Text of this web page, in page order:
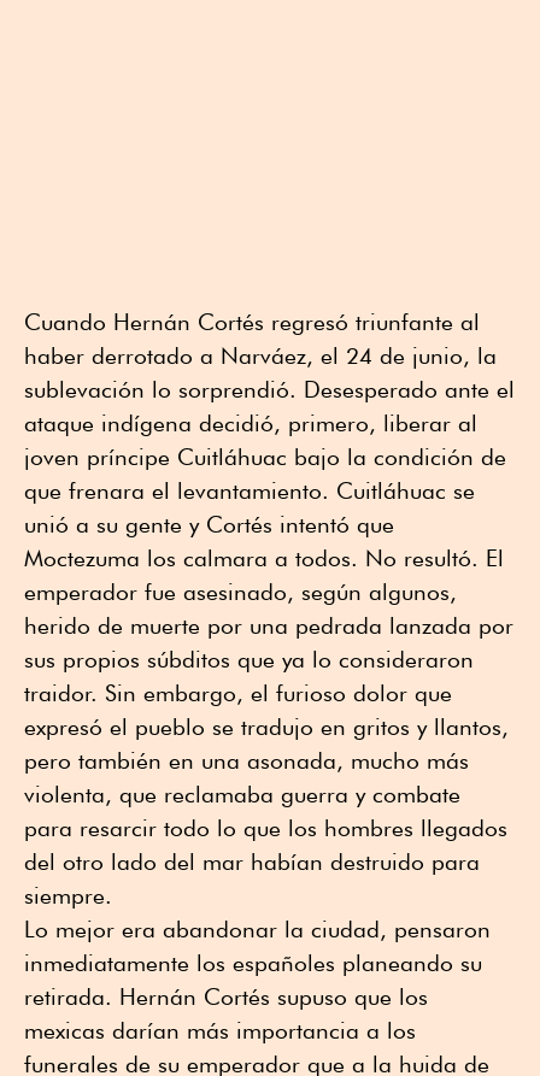
Cuando Hernán Cortés regresó triunfante al
haber derrotado a Narváez, el 24 de junio, la
sublevación lo sorprendió. Desesperado ante el
ataque indígena decidió, primero, liberar al
joven príncipe Cuitláhuac bajo la condición de
que frenara el levantamiento. Cuitláhuac se
unió a su gente y Cortés intentó que
Moctezuma los calmara a todos. No resultó. El
emperador fue asesinado, según algunos,
herido de muerte por una pedrada lanzada por
sus propios súbditos que ya lo consideraron
traidor. Sin embargo, el furioso dolor que
expresó el pueblo se tradujo en gritos y llantos,
pero también en una asonada, mucho más
violenta, que reclamaba guerra y combate
para resarcir todo lo que los hombres llegados
del otro lado del mar habían destruido para
siempre.
Lo mejor era abandonar la ciudad, pensaron
inmediatamente los españoles planeando su
retirada. Hernán Cortés supuso que los
mexicas darían más importancia a los
funerales de su emperador que a la huida de